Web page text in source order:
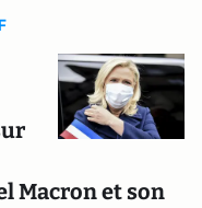
Macron et son